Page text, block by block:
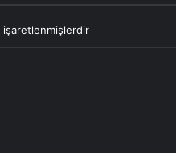
işaretlenmişlerdir